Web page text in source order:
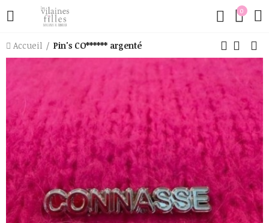
0
Accueil Pin's CO****** argenté